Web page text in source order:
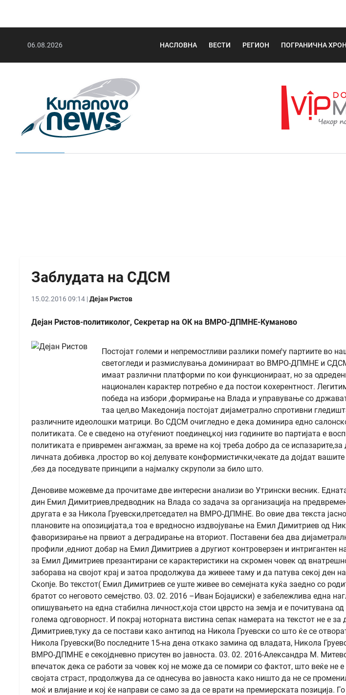
06.08.2026 НАСЛОВНА ВЕСТИ РЕГИОН ПОГРАНИЧНА
Заблудата на СДСМ
15.02.2016 09:14 |Дејан Ристов
Дејан Ристов-политиколог, Секретар на ОК на ВМРО-ДПМНЕ-Куманово
Постојат големи и непремостливи разлики помеѓу партиите во
светогледи и размислувања доминираат во ВМРО-ДПМНЕ и
имаат различни платформи по кои функционираат, но за
национален карактер потребно е да постои кохерентност.
победа на избори ,формирање на Влада и управување со
таа цел,во Македонија постојат дијаметрално спротивни
различните идеолошки матрици. Во СДСМ очигледно е дека доминира едно
политиката. Се е сведено на отуѓениот поединец,кој низ годините во партијата е
политиката е привремен ангажман, за време на кој треба добро да се
личната добивка ,простор во кој делувате конформистички,чекате да дојдат
,без да поседувате принципи а најмалку скруполи за било што.
Деновиве можевме да прочитаме две интересни анализи во Утрински весник.
дин Емил Димитриев,предводник на Влада со задача за организација на
другата е за Никола Груевски,претседател на ВМРО-ДПМНЕ. Во овие два текста
плановите на опозицијата,а тоа е вредносно издвојување на Емил Димитриев од
фаворизирање на првиот а деградирање на вториот. Поставени беа два
профили ,едниот добар на Емил Димитриев а другиот контроверзен и интригантен
за Емил Димитриев презантирани се карактеристики на скромен човек од
заборава на својот крај и затоа продолжува да живеее таму и да патува секој ден
Скопје. Во текстот( Емил Димитриев се уште живее во семејната куќа заедно со
братот со неговото семејство. 03. 02. 2016 –Иван Бојаџиски) е забележлива една
опишувањето на една стабилна личност,која стои цврсто на земја и е почитувана од
голема одговорност. И покрај ноторната вистина сепак намерата на текстот не е
Димитриев,туку да се постави како антипод на Никола Груевски со што ќе се
Никола Груевски(Во последните 15-на дена откако замина од владата, Никола
ВМРО-ДПМНЕ е секојдневно присутен во јавноста. 03. 02. 2016-Александра М.
впечаток дека се работи за човек кој не може да се помири со фактот, што веќе не е
својата страст, продолжува да се однесува во јавноста како ништо да не се
моќ и влијание и кој ќе направи се само за да се врати на премиерската позиција.